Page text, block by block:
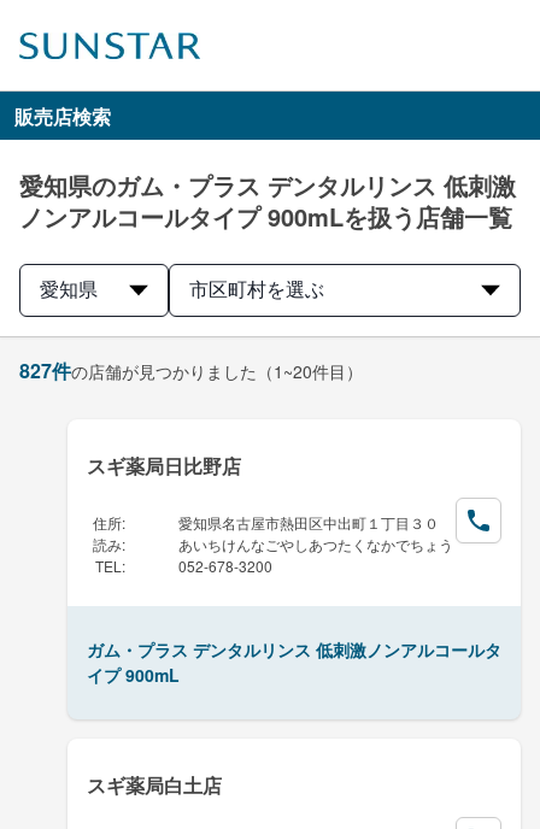
販売店検索
愛知県のガム・プラス デンタルリンス 低刺激
ノンアルコールタイプ 900mLを扱う店舗一覧
愛知県 市区町村を選ぶ
827件の店舗が見つかりました （1~20件目）
スギ薬局日比野店
住所:
愛知県名古屋市熱田区中出町１丁目３０
読み:
あいちけんなごやしあつたくなかでちょう
TEL : 052-678-3200
ガム・プラス デンタルリンス 低刺激ノンアルコールタ
イプ 900mL
スギ薬局白土店